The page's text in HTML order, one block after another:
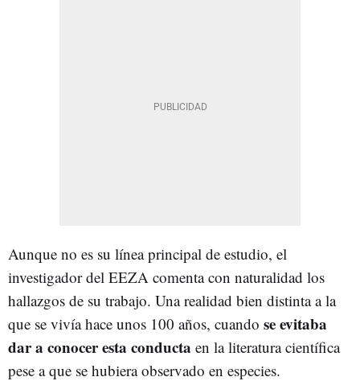
Aunque no es su línea principal de estudio, el
investigador del EEZA comenta con naturalidad los
hallazgos de su trabajo. Una realidad bien distinta a la
que se vivía hace unos 100 años, cuando se evitaba
dar a conocer esta conducta en la literatura científica
pese a que se hubiera observado en especies.